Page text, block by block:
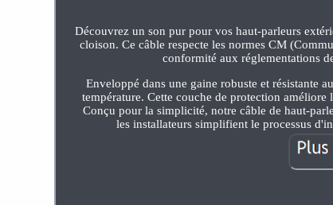
Découvrez un son pur pour vos haut-parleurs
cloison. Ce câble respecte les normes CM
conformité aux réglementations
Enveloppé dans une gaine robuste et résistante
température. Cette couche de protection
Conçu pour la simplicité, notre câble de haut-
les installateurs simplifient le processus